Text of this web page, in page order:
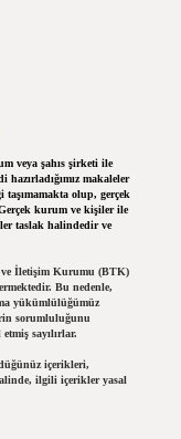
veya şahıs şirketi ile
makaleler
olup, gerçek
kurum ve kişiler ile
taslak halindedir ve
ve İletişim Kurumu (BTK)
Bu nedenle,
yükümlülüğümüz
sorumluluğunu
sayılırlar.
içerikleri,
ilgili içerikler yasal